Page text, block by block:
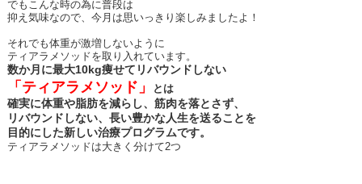
でもこんな時の為に普段は
抑え気味なので、今月は思いっきり楽しみましたよ！
それでも体重が激増しないように
ティアラメソッドを取り入れています。
数か月に最大10kg痩せてリバウンドしない
「ティアラメソッド」 とは
確実に体重や脂肪を減らし、筋肉を落とさず、
リバウンドしない、長い豊かな人生を送ることを
目的にした新しい治療プログラムです。
ティアラメソッドは大きく分けて2つ